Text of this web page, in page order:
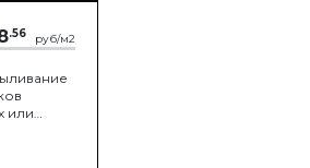
.56 руб/м2
или